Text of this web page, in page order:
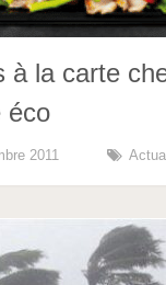
à la carte
éco
2011